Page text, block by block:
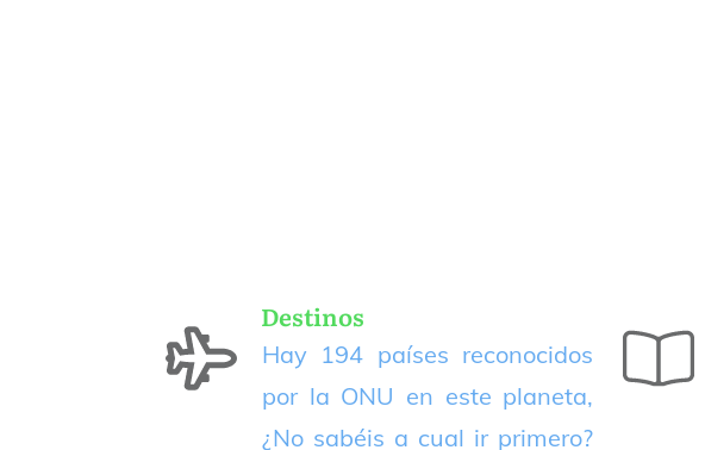
Destinos
Hay 194 países reconocidos
por la ONU en este planeta,
¿No sabéis a cual ir primero?